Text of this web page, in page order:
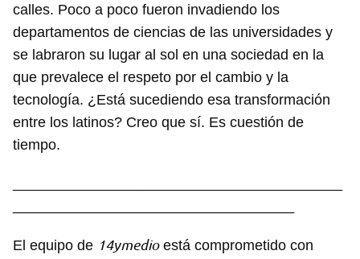
Guardar como favorito
Para poder guardar como favorito, primero has de
calles. Poco a poco fueron invadiendo los
departamentos de ciencias de las universidades y
se labraron su lugar al sol en una sociedad en la
que prevalece el respeto por el cambio y la
tecnología. ¿Está sucediendo esa transformación
entre los latinos? Creo que sí. Es cuestión de
tiempo.
El equipo de 14ymedioestá comprometido con